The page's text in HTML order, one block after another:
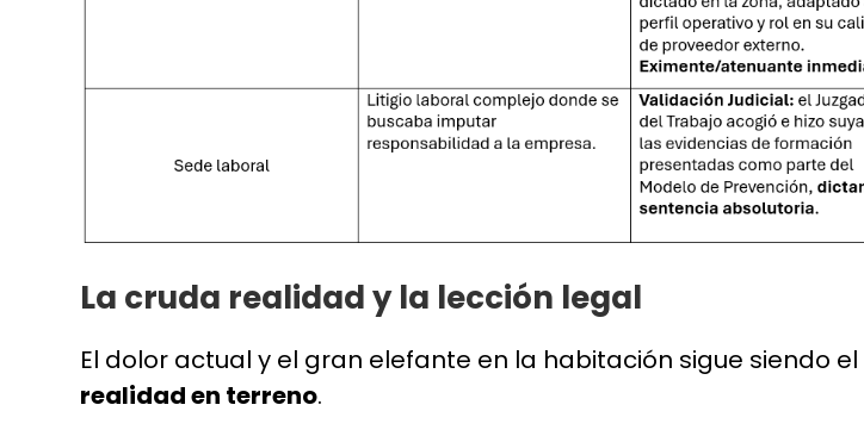
La cruda realidad y la lección legal
El dolor actual y el gran elefante en la habitación sigue siendo el
realidad en terreno.